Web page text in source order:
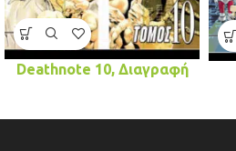
Deathnote 10, Διαγραφή